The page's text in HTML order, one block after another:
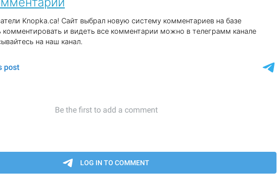
Knopka.ca! Сайт выбрал новую систему комментариев на базе
комментировать и видеть все комментарии можно в телеграмм канале
на наш канал.